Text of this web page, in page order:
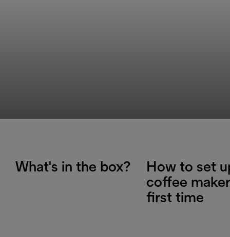
What's in the box?
How to set
coffee
first time